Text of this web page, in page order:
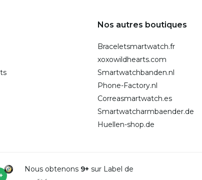
Nos autres boutiques
Braceletsmartwatch.fr
xoxowildhearts.com
Smartwatchbanden.nl
Phone-Factory.nl
Correasmartwatch.es
Smartwatcharmbaender.de
Huellen-shop.de
Nous obtenons 9+sur Label de